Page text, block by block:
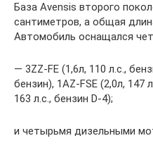
База Avensis второго
сантиметров, а общая
Автомобиль оснащался
— 3ZZ-FE (1,6л, 110 л.с.,
бензин), 1AZ-FSE (2,0л, 147
163 л.с., бензин D-4);
и четырьмя дизельными